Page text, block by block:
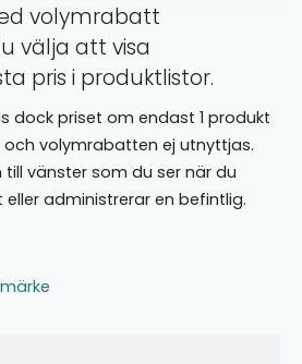
volymrabatt
välja att visa
pris i produktlistor.
dock priset om endast 1 produkt
volymrabatten ej utnyttjas.
till vänster som du ser när du
administrerar en befintlig.